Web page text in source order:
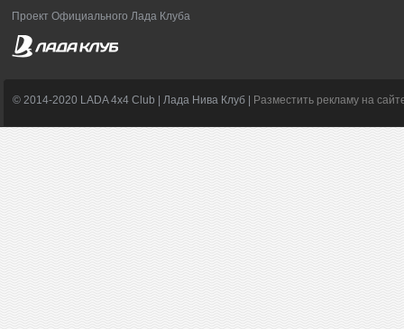
Проект Официального Лада Клуба
© 2014-2020 LADA 4x4 Club | Лада Нива Клуб | Разместить рекламу на